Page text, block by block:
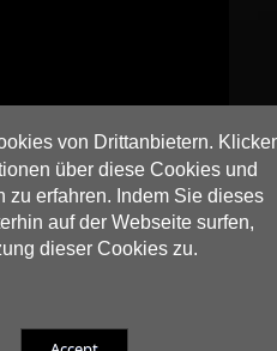
von Drittanbietern.
über diese Cookies und
zu erfahren. Indem Sie dieses
auf der Webseite surfen,
dieser Cookies zu.